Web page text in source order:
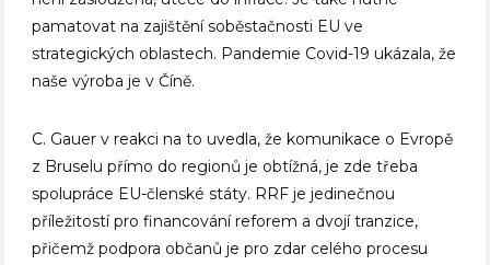
pamatovat na zajištění soběstačnosti EU ve
strategických oblastech. Pandemie Covid-19 ukázala, že
naše výroba je v Číně.
C. Gauer v reakci na to uvedla, že komunikace o Evropě
z Bruselu přímo do regionů je obtížná, je zde třeba
spolupráce EU-členské státy. RRF je jedinečnou
příležitostí pro financování reforem a dvojí tranzice,
přičemž podpora občanů je pro zdar celého procesu